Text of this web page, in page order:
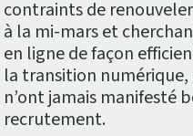
contraints de
à la mi-mars et
en ligne de façon
la transition numérique,
n’ont jamais manifesté
recrutement.